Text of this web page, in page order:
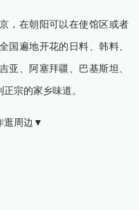
在朝阳可以在使馆区或者
国遍地开花的日料、韩料、
亚、阿塞拜疆、巴基斯坦、
宗的家乡味道。
逛周边▼